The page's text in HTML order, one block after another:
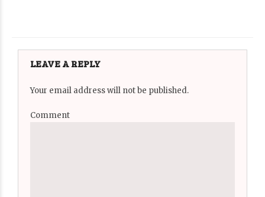
LEAVE A REPLY
Your email address will not be published.
Comment